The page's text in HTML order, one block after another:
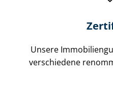
Unsere
verschiedene